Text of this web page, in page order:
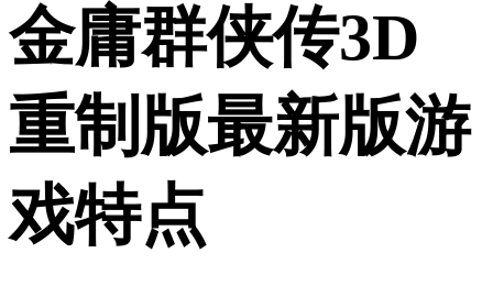
金庸群侠传3D
重制版最新版游
戏特点